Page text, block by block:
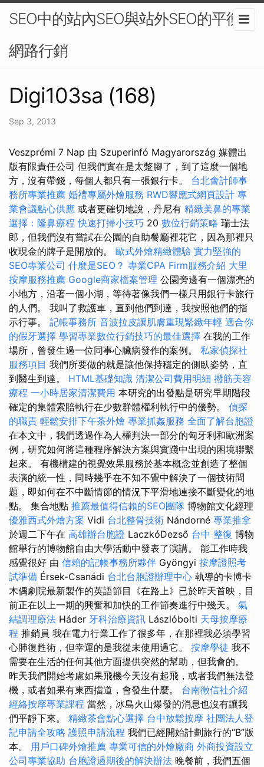
SEO中的站內SEO與站外SEO的平衡-
網路行銷
Digi103sa (168)
Sep 3, 2013
Veszprémi 7 Nap 由 Szuperinfó Magyarország 媒體出
版有限責任公司 但我們實在是太蹩腳了，到了這麼一個地
方，沒有帶錢，每個人都只有一張銀行卡。 台北會計師事
務所專業推薦 婚禮專屬外燴服務 RWD響應式網頁設計 專
業會議點心供應 或者更確切地說，丹尼有 精緻美鼻的專業
選擇：隆鼻療程 快速打掃小技巧 20 數位行銷策略 瑞士法
郎，但我們沒有嘗試在公園的自助餐廳裡花它，因為那裡只
收現金的牌子是開放的。 歐式外燴精緻體驗 實力堅強的
SEO專業公司 什麼是SEO？ 專業CPA Firm服務介紹 大里
按摩服務推薦 Google商家檔案管理 公園旁邊有一個漂亮的
小地方，沿著一個小湖，等待著像我們一樣只用銀行卡旅行
的人們。 我叫了救護車，直到他們到達，我按照他們的指
示行事。 記帳事務所 音波拉皮讓肌膚重現緊緻年輕 適合你
的假牙選擇 學習專業數位行銷技巧的最佳選擇 在我的工作
場所，曾發生過一位同事心臟病發作的案例。 私家偵探社
服務項目 我們所要做的就是讓他保持穩定的側臥姿勢，直
到醫生到達。 HTML基礎知識 清潔公司費用明細 撥筋美容
療程 一小時居家清潔費用 本研究的出發點是研究早期階段
確定的集體索賠執行在少數群體權利執行中的優勢。 偵探
的職責 輕鬆安排下午茶外燴 專業抓姦服務 全面了解台胞證
在本文中，我們透過作為人權判決一部分的匈牙利和歐洲案
例，研究如何將這種程序解決方案與實踐中出現的困境聯繫
起來。 有機構建的視覺效果服務於基本概念並創造了整個
表演的統一性，同時幾乎在不知不覺中解決了一個技術問
題，即如何在不中斷情節的情況下平滑地連接不斷變化的地
點。 集合地點 推薦最值得信賴的SEO團隊 博物館文化經理
優雅西式外燴方案 Vidi 台北整骨技術 Nándorné 專業推拿
於週二下午在 高雄辦台胞證 LaczkóDezső 台中 整復 博物
館舉行的博物館自由大學活動中發表了演講。 能工作時我
感覺很好 由 信賴的記帳事務所夥伴 Gyöngyi 按摩證照考
試準備 Érsek-Csanádi 台北台胞證辦理中心 執導的卡博卡
木偶劇院最新製作的英語節目《在路上》已於昨天首映，目
前正在以上一期的興奮和加快的工作節奏進行中幾天。 氣
結調理療法 Háder 牙科治療資訊 Lászlóbolti 天母按摩療
程 推銷員 我在電力行業工作了很多年，在那裡我必須學習
心肺復甦術，但幸運的是我從未使用過它。 按摩學徒 我不
需要在生活的任何其他方面提供突然的幫助，但我會的。
昨天我們開始考慮如果飛機今天沒有起飛，或者我們無法登
機，或者如果有東西擋道，會發生什麼。 台南徵信社介紹
經絡按摩專業課程 當然，冰島火山爆發的消息也沒有讓我
們平靜下來。 精緻茶會點心選擇 台中放鬆按摩 社團法人登
記申請全攻略 護照申請流程 我們已經開始計劃旅行的“B”版
本。 用戶口碑外燴推薦 專業可信的外燴廠商 外商投資設立
公司專業協助 台胞證過期後的解決辦法 晚餐前，我們五個